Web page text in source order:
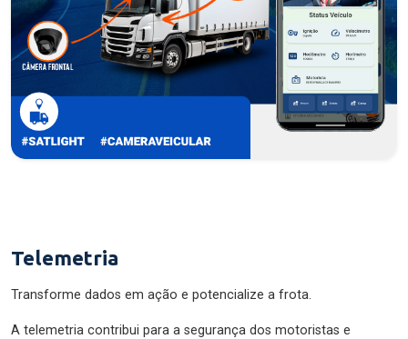
Telemetria
Transforme dados em ação e potencialize a frota.
A telemetria contribui para a segurança dos motoristas e